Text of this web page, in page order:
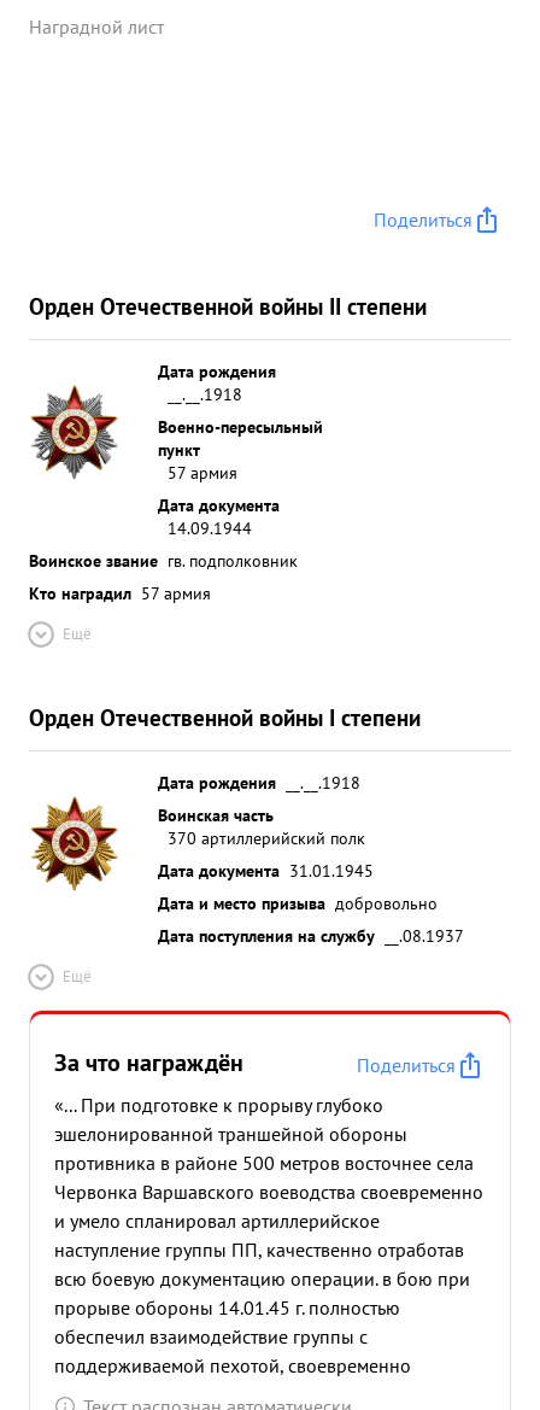
Наградной лист
Поделиться
Орден Отечественной войны II степени
Дата рождения
__.__.1918
Военно-пересыльный
пункт
57 армия
Дата документа
14.09.1944
Воинское звание гв. подполковник
Кто наградил 57 армия
Ещё
Орден Отечественной войны I степени
Дата рождения
__.__.1918
Воинская часть
370 артиллерийский полк
Дата документа 31.01.1945
Дата и место призыва добровольно
Дата поступления на службу
__.08.1937
Ещё
За что награждён
Поделиться
«... При подготовке к прорыву глубоко
эшелонированной траншейной обороны
противника в районе 500 метров восточнее села
Червонка Варшавского воеводства своевременно
и умело спланировал артиллерийское
наступление группы ПП, качественно отработав
всю боевую документацию операции. в бою при
прорыве обороны 14.01.45 г. полностью
обеспечил взаимодействие группы с
поддерживаемой пехотой, своевременно
обеспечивая артиллерийский огонь по огневой